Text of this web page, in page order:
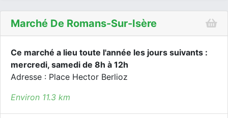
Marché De Romans-Sur-Isère
Ce marché a lieu toute l'année les jours suivants :
mercredi, samedi de 8h à 12h
Adresse : Place Hector Berlioz
Environ 11.3 km